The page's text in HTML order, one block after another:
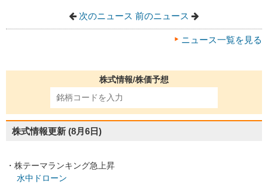
次のニュース 前のニュース
ニュース一覧を見る
株式情報/株価予想
株式情報更新 (8月6日)
・株テーマランキング急上昇
水中ドローン